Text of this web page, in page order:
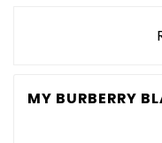
MY BURBERRY